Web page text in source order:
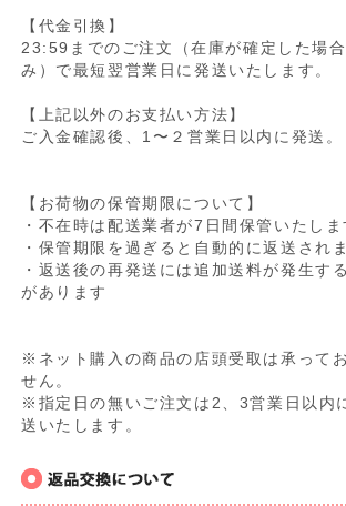
【代金引換】
23:59までのご注文（在庫が確定した場
み）で最短翌営業日に発送いたします。
【上記以外のお支払い方法】
ご入金確認後、1〜２営業日以内に発送。
【お荷物の保管期限について】
・不在時は配送業者が7日間保管いたしま
・保管期限を過ぎると自動的に返送され
・返送後の再発送には追加送料が発生す
があります
※ネット購入の商品の店頭受取は承って
せん。
※指定日の無いご注文は2、3営業日以内
送いたします。